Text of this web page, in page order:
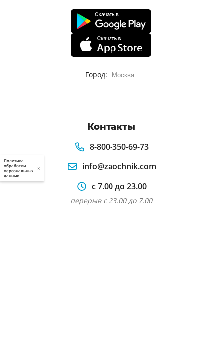
Город: Москва
Контакты
8-800-350-69-73
info@zaochnik.com
с 7.00 до 23.00
перерыв с 23.00 до 7.00
Политика
обработки
персональных
данных
×